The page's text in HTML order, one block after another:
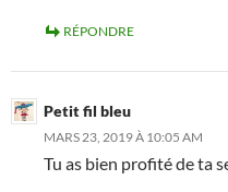
RÉPONDRE
Petit fil bleu
MARS 23, 2019 À 10:05 AM
Tu as bien profité de ta